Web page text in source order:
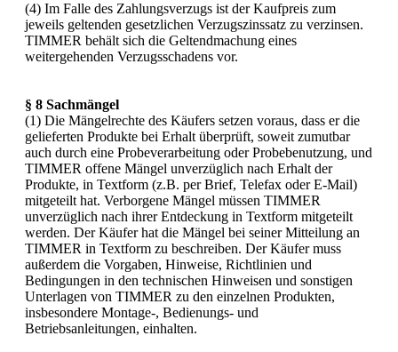
(4) Im Falle des Zahlungsverzugs ist der Kaufpreis zum
jeweils geltenden gesetzlichen Verzugszinssatz zu verzinsen.
TIMMER behält sich die Geltendmachung eines
weitergehenden Verzugsschadens vor.
§ 8 Sachmängel
(1) Die Mängelrechte des Käufers setzen voraus, dass er die
gelieferten Produkte bei Erhalt überprüft, soweit zumutbar
auch durch eine Probeverarbeitung oder Probebenutzung, und
TIMMER offene Mängel unverzüglich nach Erhalt der
Produkte, in Textform (z.B. per Brief, Telefax oder E-Mail)
mitgeteilt hat. Verborgene Mängel müssen TIMMER
unverzüglich nach ihrer Entdeckung in Textform mitgeteilt
werden. Der Käufer hat die Mängel bei seiner Mitteilung an
TIMMER in Textform zu beschreiben. Der Käufer muss
außerdem die Vorgaben, Hinweise, Richtlinien und
Bedingungen in den technischen Hinweisen und sonstigen
Unterlagen von TIMMER zu den einzelnen Produkten,
insbesondere Montage-, Bedienungs- und
Betriebsanleitungen, einhalten.